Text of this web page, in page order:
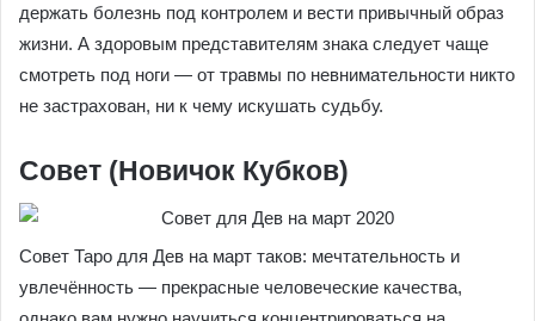
держать болезнь под контролем и вести привычный образ
жизни. А здоровым представителям знака следует чаще
смотреть под ноги — от травмы по невнимательности никто
не застрахован, ни к чему искушать судьбу.
Совет (Новичок Кубков)
Совет Таро для Дев на март таков: мечтательность и
увлечённость — прекрасные человеческие качества,